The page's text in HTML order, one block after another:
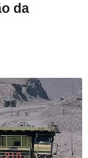
da